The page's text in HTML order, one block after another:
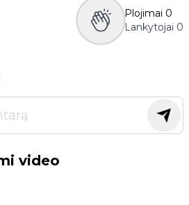
Plojimai 0
Lankytojai 0
video